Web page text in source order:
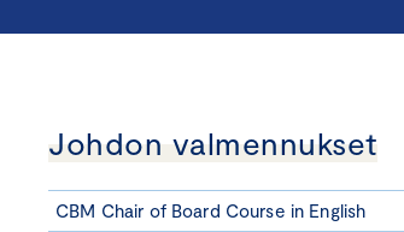
Johdon valmennukset
CBM Chair of Board Course in English